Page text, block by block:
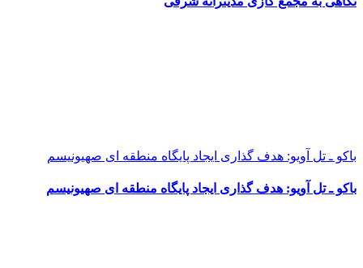
باکو ـ تل آویو: هدف گذاری ایجاد پایگاه منطقه ای صهیونیسم
باکو ـ تل آویو: هدف گذاری ایجاد پایگاه منطقه ای صهیونیسم